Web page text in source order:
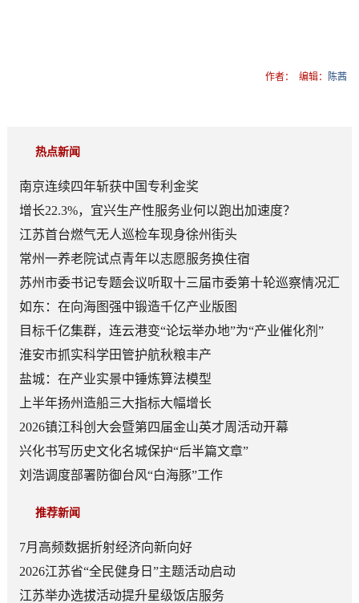
作者： 编辑： 陈茜
热点新闻
南京连续四年斩获中国专利金奖
增长22.3%，宜兴生产性服务业何以跑出加速度？
江苏首台燃气无人巡检车现身徐州街头
常州一养老院试点青年以志愿服务换住宿
苏州市委书记专题会议听取十三届市委第十轮巡察情况汇
报
如东：在向海图强中锻造千亿产业版图
目标千亿集群，连云港变“论坛举办地”为“产业催化剂”
淮安市抓实科学田管护航秋粮丰产
盐城：在产业实景中锤炼算法模型
上半年扬州造船三大指标大幅增长
2026镇江科创大会暨第四届金山英才周活动开幕
兴化书写历史文化名城保护“后半篇文章”
刘浩调度部署防御台风“白海豚”工作
推荐新闻
7月高频数据折射经济向新向好
2026江苏省“全民健身日”主题活动启动
江苏举办选拔活动提升星级饭店服务